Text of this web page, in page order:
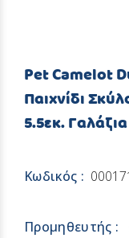
Pet Camelot
Παιχνίδι
5.5εκ. Γαλάζια
Κωδικός :
Προμηθευτής :